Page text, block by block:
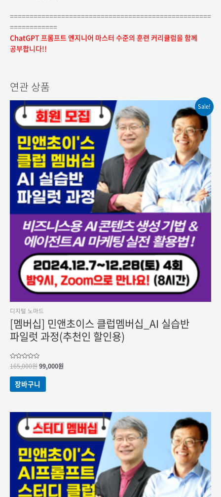
===================================================
============
ChatGPT 프롬프트 엔지니어 마스터 수준의 훈련 커리큘럼을 함께
공부합니다!!
연관 상품
Sale!
디지털 노마드
[멤버십] 민앤초이스 클럽멤버십_AI 실습반
파일럿 과정(추천인 할인용)
5
중에서
0
로
평가됨
165,000원원래
165,000원.
99,000원
장바구니